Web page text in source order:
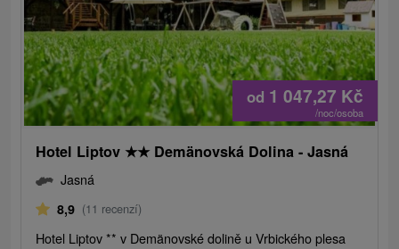
od 1 047,27 Kč
/noc/osoba
Hotel Liptov ★★ Demänovská Dolina - Jasná
Jasná
8,9 (11 recenzí)
Hotel Liptov ** v Demänovské dolině u Vrbického plesa